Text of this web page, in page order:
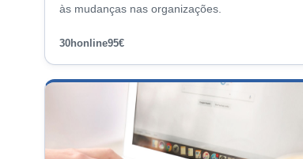
às mudanças nas organizações.
30honline95€